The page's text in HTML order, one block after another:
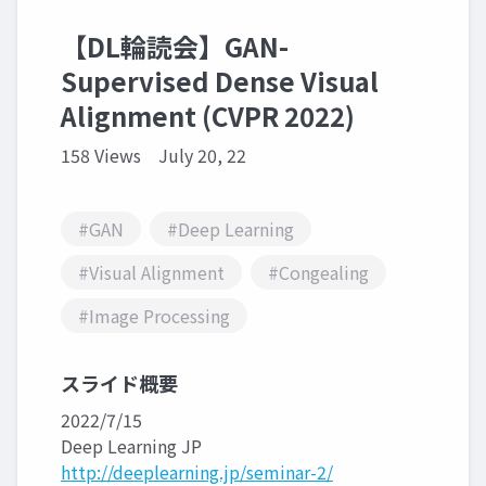
【DL輪読会】GAN-
Supervised Dense Visual
Alignment (CVPR 2022)
158 Views July 20, 22
#GAN
#Deep Learning
#Visual Alignment
#Congealing
#Image Processing
スライド概要
2022/7/15
Deep Learning JP
http://deeplearning.jp/seminar-2/